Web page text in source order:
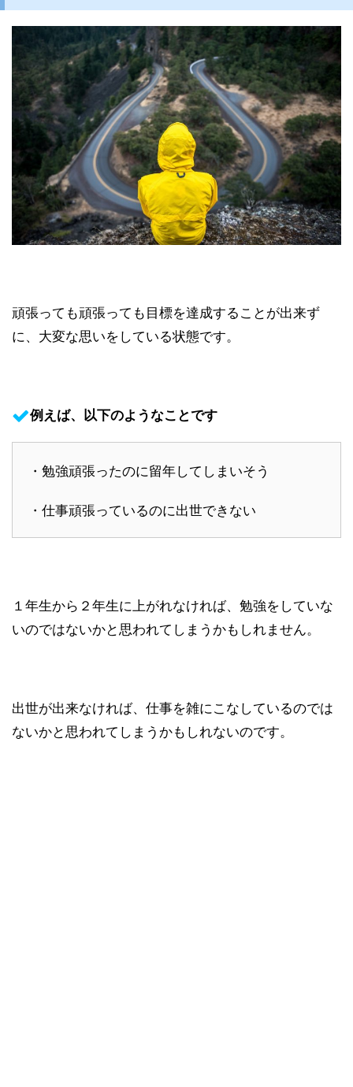
頑張っても頑張っても目標を達成することが出来ず
に、大変な思いをしている状態です。
例えば、以下のようなことです
・勉強頑張ったのに留年してしまいそう
・仕事頑張っているのに出世できない
１年生から２年生に上がれなければ、勉強をしていな
いのではないかと思われてしまうかもしれません。
出世が出来なければ、仕事を雑にこなしているのでは
ないかと思われてしまうかもしれないのです。